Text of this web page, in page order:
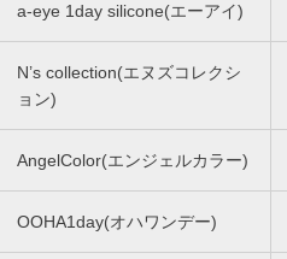
a-eye 1day silicone(エーアイ)
N’s collection(エヌズコレクシ
ョン)
AngelColor(エンジェルカラー)
OOHA1day(オハワンデー)